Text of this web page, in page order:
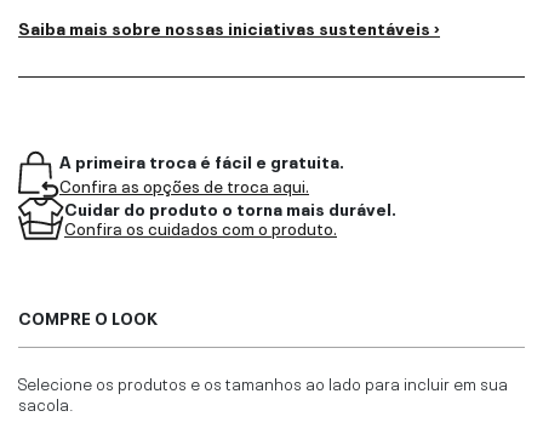
Saiba mais sobre nossas iniciativas sustentáveis ›
A primeira troca é fácil e gratuita.
Confira as opções de troca aqui.
Cuidar do produto o torna mais durável.
Confira os cuidados com o produto.
COMPRE O LOOK
Selecione os produtos e os tamanhos ao lado para incluir em sua
sacola.